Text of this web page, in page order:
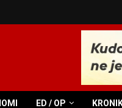
ED / OP